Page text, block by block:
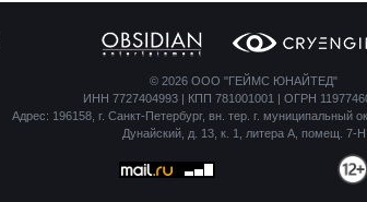
© 2026 ООО "ГЕЙМС ЮНАЙТЕД"
ИНН 7727404993 | КПП 781001001 | ОГРН
Адрес: 196158, г. Санкт-Петербург, вн. тер. г. муниципальный
Дунайский, д. 13, к. 1, литера А, помещ. 7-Н